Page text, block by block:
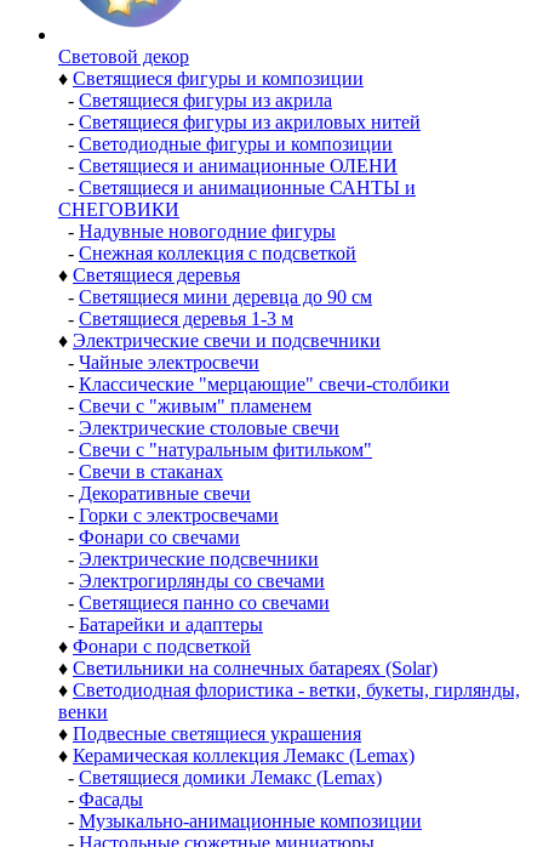
Световой декор
♦ Светящиеся фигуры и композиции
- Светящиеся фигуры из акрила
- Светящиеся фигуры из акриловых нитей
- Светодиодные фигуры и композиции
- Светящиеся и анимационные ОЛЕНИ
- Светящиеся и анимационные САНТЫ и
СНЕГОВИКИ
- Надувные новогодние фигуры
- Снежная коллекция с подсветкой
♦ Светящиеся деревья
- Светящиеся мини деревца до 90 см
- Светящиеся деревья 1-3 м
♦ Электрические свечи и подсвечники
- Чайные электросвечи
- Классические "мерцающие" свечи-столбики
- Свечи с "живым" пламенем
- Электрические столовые свечи
- Свечи с "натуральным фитильком"
- Свечи в стаканах
- Декоративные свечи
- Горки с электросвечами
- Фонари со свечами
- Электрические подсвечники
- Электрогирлянды со свечами
- Светящиеся панно со свечами
- Батарейки и адаптеры
♦ Фонари с подсветкой
♦ Светильники на солнечных батареях (Solar)
♦ Светодиодная флористика - ветки, букеты, гирлянды,
венки
♦ Подвесные светящиеся украшения
♦ Керамическая коллекция Лемакс (Lemax)
- Светящиеся домики Лемакс (Lemax)
- Фасады
- Музыкально-анимационные композиции
- Настольные сюжетные миниатюры